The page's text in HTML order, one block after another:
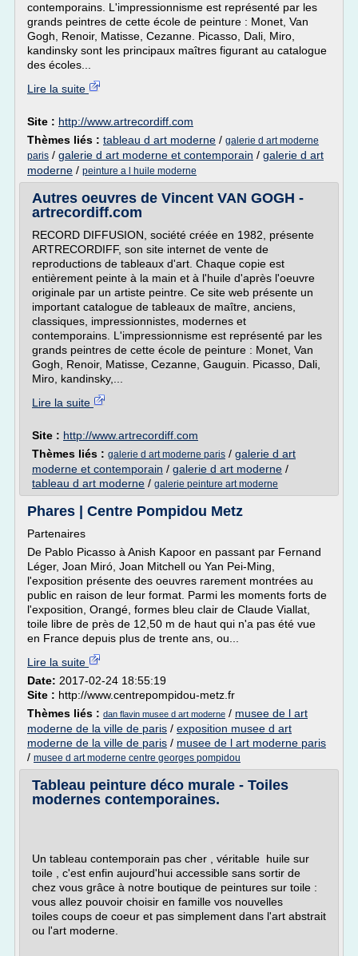
contemporains. L'impressionnisme est représenté par les
grands peintres de cette école de peinture : Monet, Van
Gogh, Renoir, Matisse, Cezanne. Picasso, Dali, Miro,
kandinsky sont les principaux maîtres figurant au catalogue
des écoles...
Lire la suite
Site : http://www.artrecordiff.com
Thèmes liés : tableau d art moderne / galerie d art moderne
paris / galerie d art moderne et contemporain / galerie d art
moderne / peinture a l huile moderne
Autres oeuvres de Vincent VAN GOGH -
artrecordiff.com
RECORD DIFFUSION, société créée en 1982, présente
ARTRECORDIFF, son site internet de vente de
reproductions de tableaux d'art. Chaque copie est
entièrement peinte à la main et à l'huile d'après l'oeuvre
originale par un artiste peintre. Ce site web présente un
important catalogue de tableaux de maître, anciens,
classiques, impressionnistes, modernes et
contemporains. L'impressionnisme est représenté par les
grands peintres de cette école de peinture : Monet, Van
Gogh, Renoir, Matisse, Cezanne, Gauguin. Picasso, Dali,
Miro, kandinsky,...
Lire la suite
Site : http://www.artrecordiff.com
Thèmes liés : galerie d art moderne paris / galerie d art
moderne et contemporain / galerie d art moderne /
tableau d art moderne / galerie peinture art moderne
Phares | Centre Pompidou Metz
Partenaires
De Pablo Picasso à Anish Kapoor en passant par Fernand
Léger, Joan Miró, Joan Mitchell ou Yan Pei-Ming,
l'exposition présente des oeuvres rarement montrées au
public en raison de leur format. Parmi les moments forts de
l'exposition, Orangé, formes bleu clair de Claude Viallat,
toile libre de près de 12,50 m de haut qui n'a pas été vue
en France depuis plus de trente ans, ou...
Lire la suite
Date: 2017-02-24 18:55:19
Site : http://www.centrepompidou-metz.fr
Thèmes liés : dan flavin musee d art moderne / musee de l art
moderne de la ville de paris / exposition musee d art
moderne de la ville de paris / musee de l art moderne paris
/ musee d art moderne centre georges pompidou
Tableau peinture déco murale - Toiles
modernes contemporaines.
Un tableau contemporain pas cher , véritable huile sur
toile , c'est enfin aujourd'hui accessible sans sortir de
chez vous grâce à notre boutique de peintures sur toile :
vous allez pouvoir choisir en famille vos nouvelles
toiles coups de coeur et pas simplement dans l'art abstrait
ou l'art moderne.